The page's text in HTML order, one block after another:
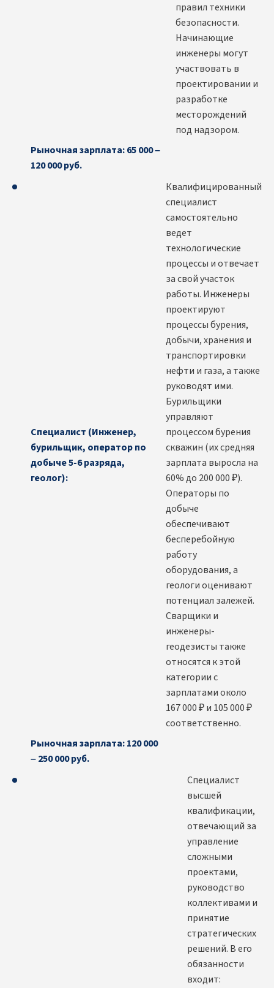
правил техники
безопасности.
Начинающие
инженеры могут
участвовать в
проектировании и
разработке
месторождений
под надзором.
Рыночная зарплата: 65 000 –
120 000 руб.
Специалист (Инженер,
бурильщик, оператор по
добыче 5-6 разряда,
геолог):
Квалифицированный
специалист
самостоятельно
ведет
технологические
процессы и отвечает
за свой участок
работы. Инженеры
проектируют
процессы бурения,
добычи, хранения и
транспортировки
нефти и газа, а также
руководят ими.
Бурильщики
управляют
процессом бурения
скважин (их средняя
зарплата выросла на
60% до 200 000 ₽).
Операторы по
добыче
обеспечивают
бесперебойную
работу
оборудования, а
геологи оценивают
потенциал залежей.
Сварщики и
инженеры-
геодезисты также
относятся к этой
категории с
зарплатами около
167 000 ₽ и 105 000 ₽
соответственно.
Рыночная зарплата: 120 000
– 250 000 руб.
Специалист
высшей
квалификации,
отвечающий за
управление
сложными
проектами,
руководство
коллективами и
принятие
стратегических
решений. В его
обязанности
входит: